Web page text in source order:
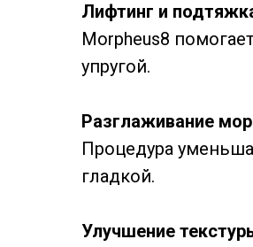
Лифтинг и
Morpheus8
упругой.
Разглаживание
Процедура
гладкой.
Улучшение